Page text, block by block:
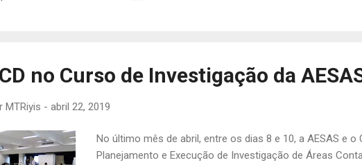
no Curso de Investigação da
MTRiyis - abril 22, 2019
No último mês de abril, entre os dias 8 e 10, a AESAS e
Planejamento e Execução de Investigação de Áreas